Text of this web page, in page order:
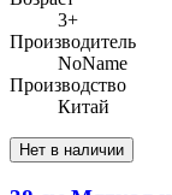
3+
Производитель
NoName
Производство
Китай
Нет в наличии